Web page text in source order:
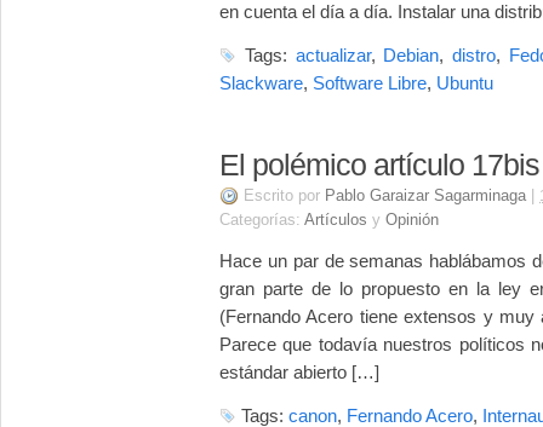
en cuenta el día a día. Instalar una
Tags: actualizar, Debian,distro,
Slackware, Software Libre, Ubuntu
El polémico artículo 17bis
Escrito por Pablo Garaizar Sagarminaga
Categorías: Artículos y Opinión
Hace un par de semanas hablábamos
gran parte de lo propuesto en la ley
(Fernando Acero tiene extensos y
Parece que todavía nuestros políticos
estándar abierto […]
Tags: canon, Fernando Acero,